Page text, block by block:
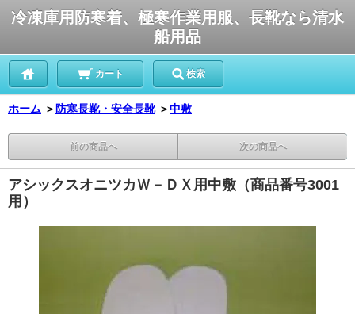
冷凍庫用防寒着、極寒作業用服、長靴なら清水
船用品
カート 検索
ホーム ＞ 防寒長靴・安全長靴 ＞中敷
前の商品へ 次の商品へ
アシックスオニツカＷ－ＤＸ用中敷（商品番号3001
用）